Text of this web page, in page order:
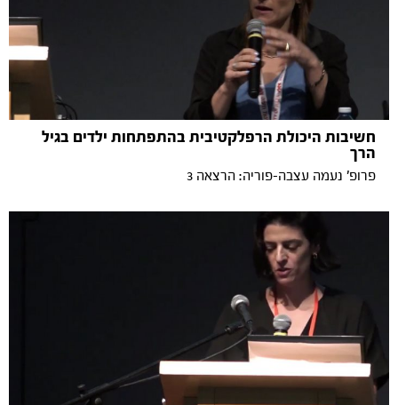
חשיבות היכולת הרפלקטיבית בהתפתחות ילדים בגיל
הרך
פרופ' נעמה עצבה-פוריה: הרצאה 3